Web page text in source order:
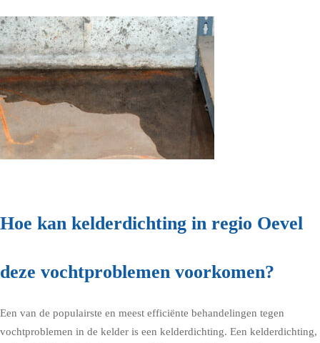
Hoe kan kelderdichting in regio Oevel
deze vochtproblemen voorkomen?
Een van de populairste en meest efficiënte behandelingen tegen
vochtproblemen in de kelder is een kelderdichting. Een kelderdichting,